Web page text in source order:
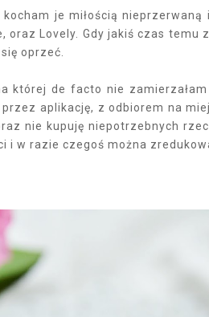
je miłością
Lovely. Gdy jakiś czas temu
oprzeć.
której de facto nie
aplikację, z odbiorem na
nie kupuję niepotrzebnych
i w razie czegoś można